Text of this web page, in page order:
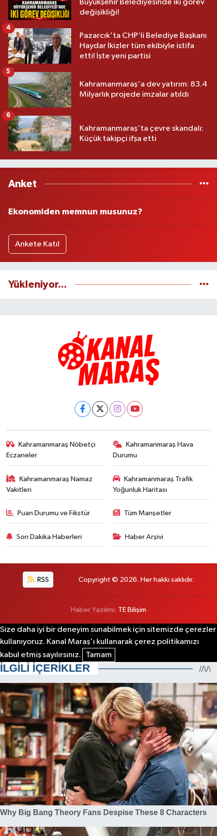
Büyükşehir Belediyesinde iki görev
değişikliği!
Pazarcık'ta CHP’li Belediye Başkanı
Haydar İkizler tüm ekibiyle istifa
etti! İşte yeni partisi
4
Kahramanmaraş'a dev yatırım: 83.4
Milyarlık projede imzalar atıldı
5
Kahramanmaraş'ta çevre skandalı:
Küçük takipçi ifşa etti
6
Anket
Ekonomiden memnun musunuz?
Ankete Katıl
Yükleniyor...
Kahramanmaraş Nöbetçi
Eczaneler
Kahramanmaraş Hava
Durumu
Kahramanmaraş Namaz
Vakitleri
Kahramanmaraş Trafik
Yoğunluk Haritası
Puan Durumu ve Fikstür Tüm Manşetler
Son Dakika Haberleri Haber Arşivi
RSS Copyright © 2026. Her hakkı saklıdır.
Haber Yazılımı: TE Bilişim
Size daha iyi bir deneyim sunabilmek için sitemizde çerezler
kullanıyoruz. Kanal Maraş'ı kullanarak çerez politikamızı
kabul etmiş sayılırsınız.
Tamam